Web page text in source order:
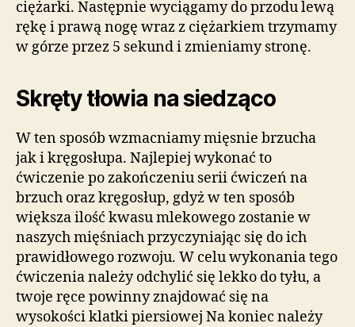
ciężarki. Następnie wyciągamy do przodu lewą
rękę i prawą nogę wraz z ciężarkiem trzymamy
w górze przez 5 sekund i zmieniamy stronę.
Skręty tłowia na siedząco
W ten sposób wzmacniamy mięsnie brzucha
jak i kręgosłupa. Najlepiej wykonać to
ćwiczenie po zakończeniu serii ćwiczeń na
brzuch oraz kręgosłup, gdyż w ten sposób
większa ilość kwasu mlekowego zostanie w
naszych mięśniach przyczyniając się do ich
prawidłowego rozwoju. W celu wykonania tego
ćwiczenia należy odchylić się lekko do tyłu, a
twoje ręce powinny znajdować się na
wysokości klatki piersiowej Na koniec należy